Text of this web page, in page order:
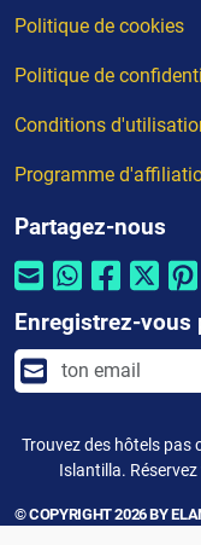
Politique de cookies
Politique de
Conditions
Programme
Partagez-nous
Enregistrez-
Trouvez des hôtels pas
Islantilla.
© COPYRIGHT 2026 BY